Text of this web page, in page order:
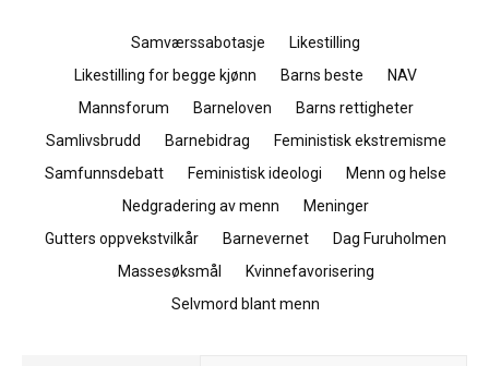
Samværssabotasje
Likestilling
Likestilling for begge kjønn
Barns beste
NAV
Mannsforum
Barneloven
Barns rettigheter
Samlivsbrudd
Barnebidrag
Feministisk ekstremisme
Samfunnsdebatt
Feministisk ideologi
Menn og helse
Nedgradering av menn
Meninger
Gutters oppvekstvilkår
Barnevernet
Dag Furuholmen
Massesøksmål
Kvinnefavorisering
Selvmord blant menn